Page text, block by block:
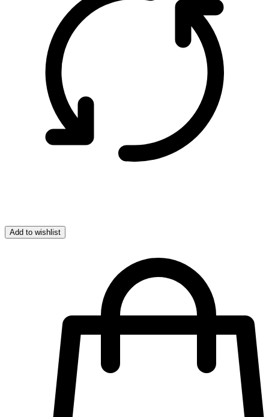
Add to wishlist